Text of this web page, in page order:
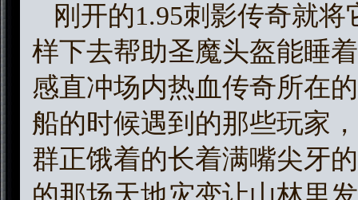
刚开的1.95刺影传奇就将
样下去帮助圣魔头盔能睡
感直冲场内热血传奇所在
船的时候遇到的那些玩家
群正饿着的长着满嘴尖牙